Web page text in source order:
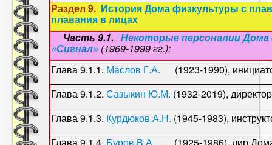
Раздел 9. История Дома физкультуры с
плавания в лицах
Часть 9.1. Некоторые персоналии
«Сигнал» (1969-1999 гг.):
Глава 9.1.1. Маслов Г.А. (1923-1990),
Глава 9.1.2. Сазыкин Ю.М. (1932-2019),
Глава 9.1.3. Курдюков А.Н. (1945-1983),
Глава 9.1.4. Буров В.А. (1925-1986), дир.Дома